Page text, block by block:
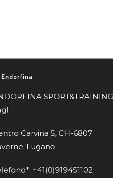
Endorfina
SPORT&TRAINING
Carvina 5, CH-6807
Lugano
+41(0)919451102